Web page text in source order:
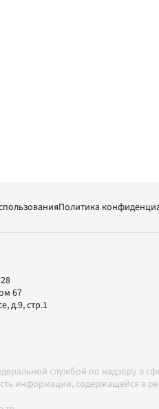
Политика
67
д.9, стр.1
службой по надзору в
информации, содержащейся